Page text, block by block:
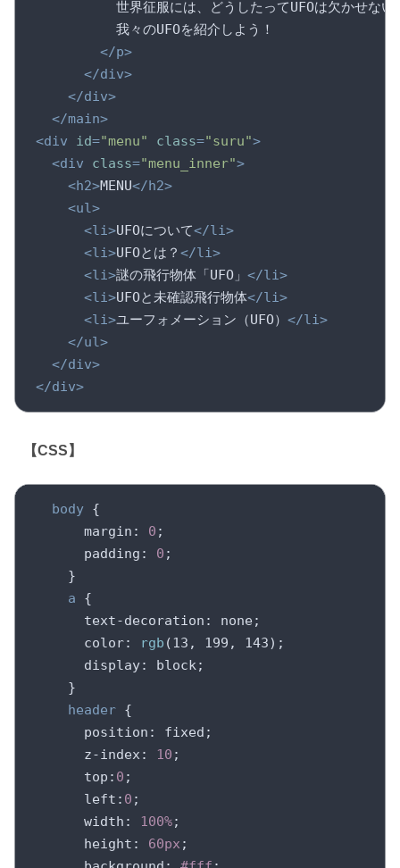
世界征服には、どうしたってUFOは欠かせない
          我々のUFOを紹介しよう！
</p>
</div>
</div>
</main>
<div id="menu" class="suru">
<div class="menu_inner">
<h2>MENU</h2>
<ul>
<li>UFOについて</li>
<li>UFOとは？ </li>
<li>謎の飛行物体「UFO」 </li>
<li>UFOと未確認飛行物体</li>
<li>ユーフォメーション（UFO） </li>
</ul>
</div>
</div>
【CSS】
body {
margin : 0 ;
padding : 0 ;
    }
a {
text-decoration : none;
color: rgb (13, 199, 143);
display: block;
    }
header {
position : fixed;
z-index: 10 ;
top : 0 ;
left : 0 ;
width : 100%;
height : 60px ;